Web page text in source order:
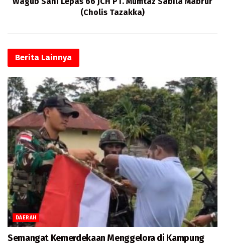
(Cholis Tazakka)
Berita Lainnya
DAERAH
Semangat Kemerdekaan Menggelora di Kampung